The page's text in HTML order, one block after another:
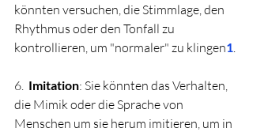
könnten versuchen, die Stimmlage, den
Rhythmus oder den Tonfall zu
kontrollieren, um "normaler" zu klingen1
6. Imitation: Sie könnten das Verhalten,
die Mimik oder die Sprache von
Menschen um sie herum imitieren, um in